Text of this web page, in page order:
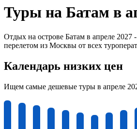
Туры на Батам в
Отдых на острове Батам в апреле
перелетом из Москвы от всех
Календарь низких цен
Ищем самые дешевые туры в апреле